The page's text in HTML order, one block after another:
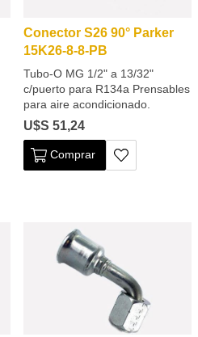
Conector S26 90° Parker
15K26-8-8-PB
Tubo-O MG 1/2" a 13/32"
c/puerto para R134a Prensables
para aire acondicionado.
U$S 51,24
Comprar